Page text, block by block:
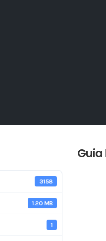
3158
1.20 MB
1
Guia